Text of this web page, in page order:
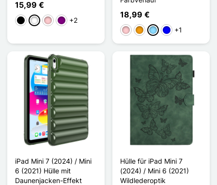
15,99 €
Schwarz
WeißPinkViolett
+2
18,99 €
PinkOrangeHellblau
Blau+1
iPad Mini 7 (2024) / Mini
6 (2021) Hülle mit
Daunenjacken-Effekt
Hülle für iPad Mini 7
(2024) / Mini 6 (2021)
Wildlederoptik